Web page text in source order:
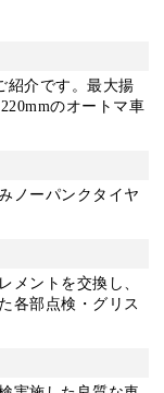
紹介です。最大揚
のオートマ車
ノーパンクタイヤ
メントを交換し、
各部点検・グリス